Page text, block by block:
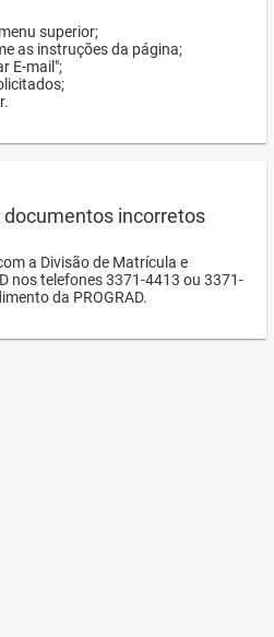
superior;
as instruções da página;
E-mail";
documentos incorretos
a Divisão de Matrícula e
nos telefones 3371-4413 ou 3371-
da PROGRAD.